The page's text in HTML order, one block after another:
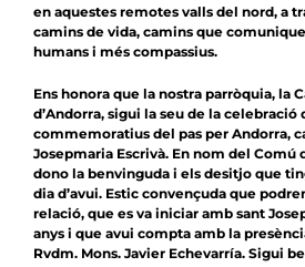
en aquestes remotes valls del nord, a
camins de vida, camins que
humans i més compassius.
Ens honora que la nostra parròquia, la
d’Andorra, sigui la seu de la celebració
commemoratius del pas per Andorra,
Josepmaria Escrivà. En nom del Comú
dono la benvinguda i els desitjo que
dia d’avui. Estic convençuda que
relació, que es va iniciar amb sant
anys i que avui compta amb la
Rvdm. Mons. Javier Echevarría. Sigui